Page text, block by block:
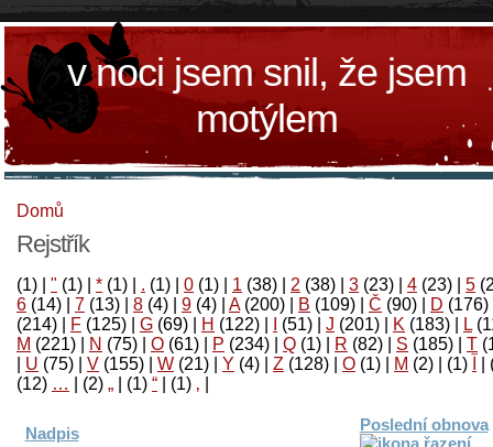
v noci jsem snil, že jsem
motýlem
Domů
Rejstřík
(1) " (1) * (1) . (1) 0 (1) 1 (38) 2 (38) 3 (23) 4 (23) 5
6 (14) 7 (13) 8 (4) 9 (4) A(200) B (109) Č (90) D (176)
(214)
F (125) G (69) H (122) (51) J (201) K (183) L
M (221) N (75) O (61) P (234) Q (1) R (82) S (185) T
U (75) V (155) W (21) Y (4) Z (128) Ο (1) М (2)
(1)
‚
(1)
“
(1)
„
(2)
…
(12)
Nadpis Poslední obnova